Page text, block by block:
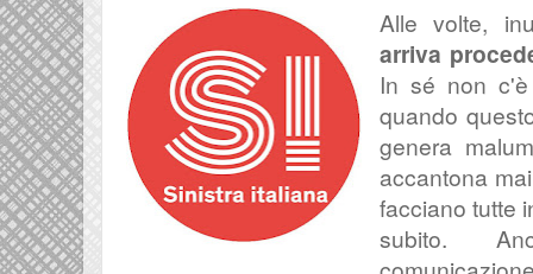
Alle volte,
arriva
In sé non
quando
genera
accantona
facciano tutte
subito.